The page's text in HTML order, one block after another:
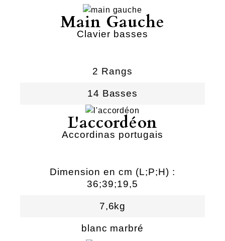
Main Gauche
Clavier basses
2 Rangs
14 Basses
L'accordéon
Accordinas portugais
Dimension en cm (L;P;H) :
36;39;19,5
7,6kg
blanc marbré